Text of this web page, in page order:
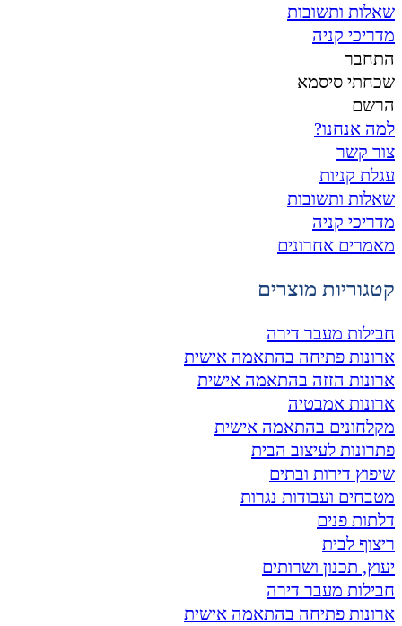
שאלות ותשובות
מדריכי קניה
התחבר
שכחתי סיסמא
הרשם
למה אנחנו?
צור קשר
עגלת קניות
שאלות ותשובות
מדריכי קניה
מאמרים אחרונים
קטגוריות מוצרים
חבילות מעבר דירה
ארונות פתיחה בהתאמה אישית
ארונות הזזה בהתאמה אישית
ארונות אמבטיה
מקלחונים בהתאמה אישית
פתרונות לעיצוב הבית
שיפוץ דירות ובתים
מטבחים ועבודות נגרות
דלתות פנים
ריצוף לבית
יעוץ, תכנון ושרותים
חבילות מעבר דירה
ארונות פתיחה בהתאמה אישית